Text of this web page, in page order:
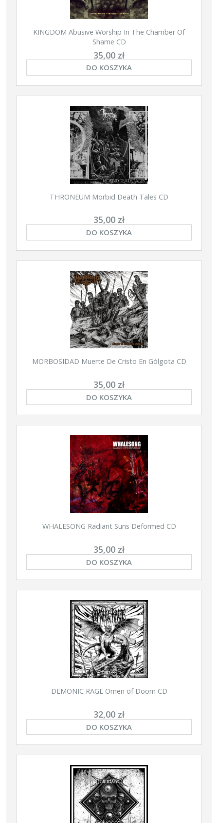
KINGDOM Abusive Worship In The Chamber Of
Shame CD
35,00 zł
DO KOSZYKA
THRONEUM Morbid Death Tales CD
35,00 zł
DO KOSZYKA
MORBOSIDAD Muerte De Cristo En G​ó​lgota CD
35,00 zł
DO KOSZYKA
WHALESONG Radiant Suns Deformed CD
35,00 zł
DO KOSZYKA
DEMONIC RAGE Omen of Doom CD
32,00 zł
DO KOSZYKA